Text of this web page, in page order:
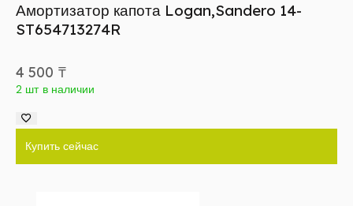
Амортизатор капота Logan,Sandero 14-
ST654713274R
4 500 ₸
2 шт в наличии
Купить сейчас